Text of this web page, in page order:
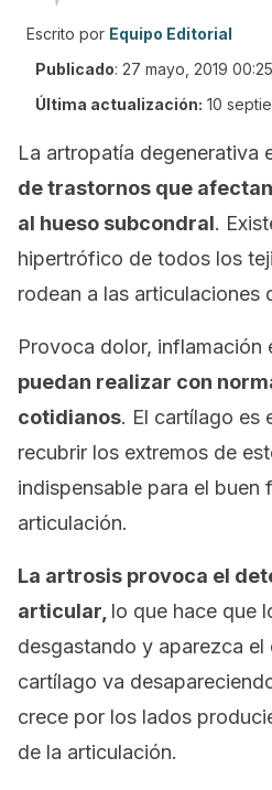
Escrito por Equipo Editorial
Publicado: 27 mayo, 2019 00:25
Última actualización: 10
La artropatía degenerativa
de trastornos que
al hueso subcondral.
hipertrófico de todos los
rodean a las articulaciones
Provoca dolor, inflamación
puedan realizar con
cotidianos. El cartílago es
recubrir los extremos de
indispensable para el buen
articulación.
La artrosis provoca el
articular, lo que hace que
desgastando y aparezca el
cartílago va
crece por los lados
de la articulación.